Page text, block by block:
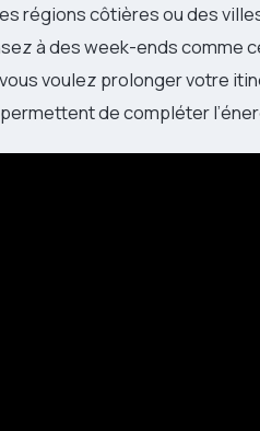
régions côtières ou des
à des week-ends comme
voulez prolonger votre
de compléter